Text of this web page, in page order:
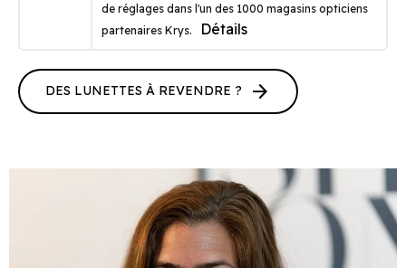
de réglages dans l'un des 1000 magasins opticiens
partenaires Krys.
Détails
DES LUNETTES À REVENDRE ? arrow_forward